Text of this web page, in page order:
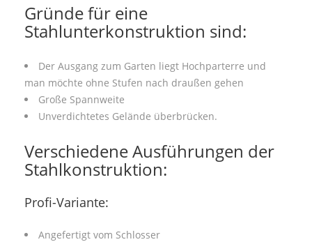
Gründe für eine
Stahlunterkonstruktion sind:
Der Ausgang zum Garten liegt Hochparterre und
man möchte ohne Stufen nach draußen gehen
Große Spannweite
Unverdichtetes Gelände überbrücken.
Verschiedene Ausführungen der
Stahlkonstruktion:
Profi-Variante:
Angefertigt vom Schlosser